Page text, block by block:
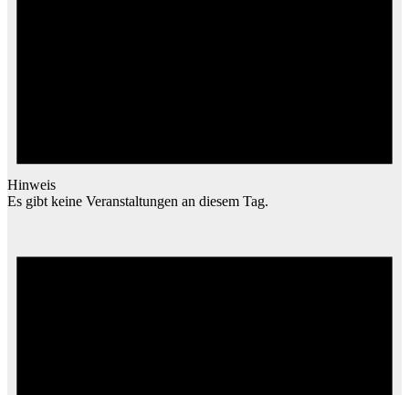
Hinweis
Es gibt keine Veranstaltungen an diesem Tag.